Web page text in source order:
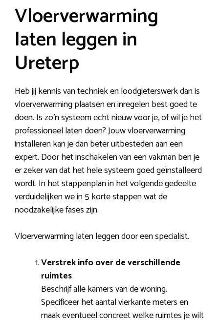
Vloerverwarming
laten leggen in
Ureterp
Heb jij kennis van techniek en loodgieterswerk dan is
vloerverwarming plaatsen en inregelen best goed te
doen. Is zo’n systeem echt nieuw voor je, of wil je het
professioneel laten doen? Jouw vloerverwarming
installeren kan je dan beter uitbesteden aan een
expert. Door het inschakelen van een vakman ben je
er zeker van dat het hele systeem goed geïnstalleerd
wordt. In het stappenplan in het volgende gedeelte
verduidelijken we in 5 korte stappen wat de
noodzakelijke fases zijn.
Vloerverwarming laten leggen door een specialist.
Verstrek info over de verschillende
ruimtes
Beschrijf alle kamers van de woning.
Specificeer het aantal vierkante meters en
maak eventueel concreet welke ruimtes je wilt